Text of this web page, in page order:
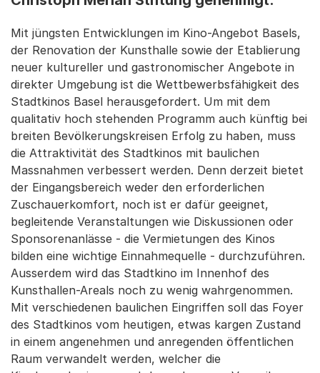
Mit jüngsten Entwicklungen im Kino-Angebot Basels,
der Renovation der Kunsthalle sowie der Etablierung
neuer kultureller und gastronomischer Angebote in
direkter Umgebung ist die Wettbewerbsfähigkeit des
Stadtkinos Basel herausgefordert. Um mit dem
qualitativ hoch stehenden Programm auch künftig bei
breiten Bevölkerungskreisen Erfolg zu haben, muss
die Attraktivität des Stadtkinos mit baulichen
Massnahmen verbessert werden. Denn derzeit bietet
der Eingangsbereich weder den erforderlichen
Zuschauerkomfort, noch ist er dafür geeignet,
begleitende Veranstaltungen wie Diskussionen oder
Sponsorenanlässe - die Vermietungen des Kinos
bilden eine wichtige Einnahmequelle - durchzuführen.
Ausserdem wird das Stadtkino im Innenhof des
Kunsthallen-Areals noch zu wenig wahrgenommen.
Mit verschiedenen baulichen Eingriffen soll das Foyer
des Stadtkinos vom heutigen, etwas kargen Zustand
in einem angenehmen und anregenden öffentlichen
Raum verwandelt werden, welcher die